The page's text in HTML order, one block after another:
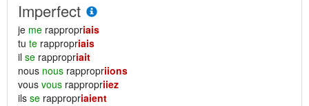
Imperfect
je me rappropriais
tu te rappropriais
il se rappropriait
nous nous rappropriions
vous vous rappropriiez
ils se rappropriaient